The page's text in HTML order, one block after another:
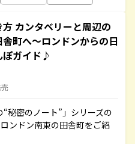
カンタベリーと周辺の
町へ～ロンドンからの日
ぽガイド♪
秘密のノート”」シリーズの
ンドン南東の田舎町をご紹